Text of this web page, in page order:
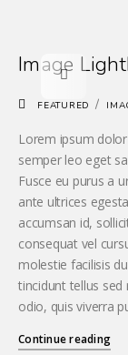
Image
FEATURED /
Lorem ipsum
semper leo eget
Fusce eu purus a
ante ultrices
accumsan id,
consequat vel
molestie facilisis
tincidunt tellus sed
odio, quis viverra
Continue reading